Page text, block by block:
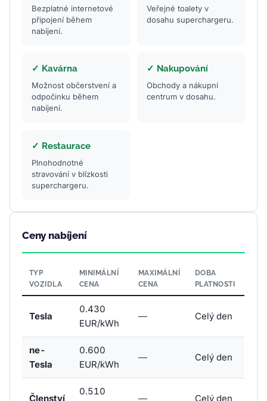
Bezplatné internetové
připojení během
nabíjení.
Veřejné toalety v
dosahu superchargeru.
✓ Kavárna
Možnost občerstvení a
odpočinku během
nabíjení.
✓ Nakupování
Obchody a nákupní
centrum v dosahu.
✓ Restaurace
Plnohodnotné
stravování v blízkosti
superchargeru.
Ceny nabíjení
TYP
VOZIDLA
MINIMÁLNÍ
CENA
MAXIMÁLNÍ
CENA
DOBA
PLATNOSTI
Tesla
0.430
EUR/kWh
— Celý den
ne-
Tesla
0.600
EUR/kWh
— Celý den
Členství
0.510
— Celý den